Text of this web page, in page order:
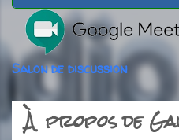
Salon de discussion
À propos de